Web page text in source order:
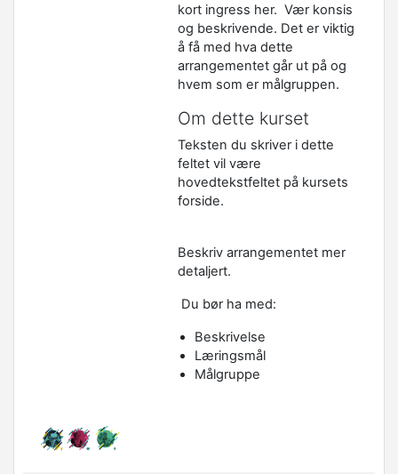
kort ingress her. Vær konsis
og beskrivende. Det er viktig
å få med hva dette
arrangementet går ut på og
hvem som er målgruppen.
Om dette kurset
Teksten du skriver i dette
feltet vil være
hovedtekstfeltet på kursets
forside.
Beskriv arrangementet mer
detaljert.
Du bør ha med:
Beskrivelse
Læringsmål
Målgruppe